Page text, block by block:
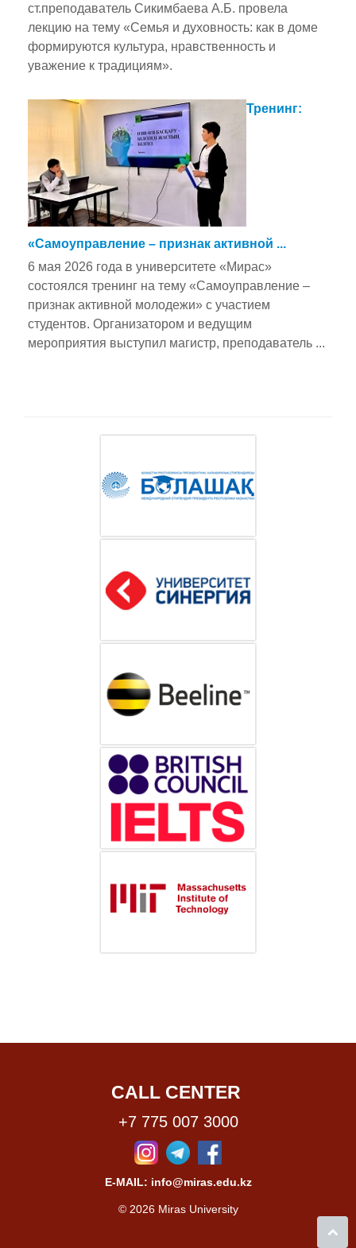
ст.преподаватель Сикимбаева А.Б. провела
лекцию на тему «Семья и духовность: как в доме
формируются культура, нравственность и
уважение к традициям».
Тренинг:
«Самоуправление – признак активной ...
6 мая 2026 года в университете «Мирас»
состоялся тренинг на тему «Самоуправление –
признак активной молодежи» с участием
студентов. Организатором и ведущим
мероприятия выступил магистр, преподаватель ...
CALL CENTER
+7 775 007 3000
E-MAIL: info@miras.edu.kz
© 2026 Miras University